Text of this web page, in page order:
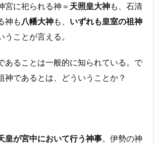
宮に祀られる神＝ 天照皇大神も、石清
神も八幡大神も、 いずれも皇室の祖神
うことが言える。
あることは一般的に知られている。で
神であるとは、どういうことか？
皇が宮中において行う神事。伊勢の神